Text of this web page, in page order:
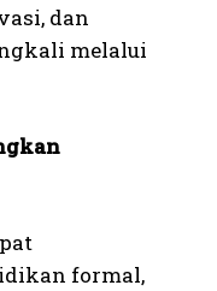
dan
melalui
formal,